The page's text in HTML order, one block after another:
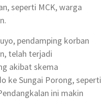
seperti MCK, warga
pendamping korban
telah terjadi
akibat skema
ke Sungai Porong, seperti
ini makin